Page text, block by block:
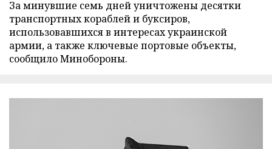
За минувшие семь дней уничтожены десятки
транспортных кораблей и буксиров,
использовавшихся в интересах украинской
армии, а также ключевые портовые объекты,
сообщило Минобороны.